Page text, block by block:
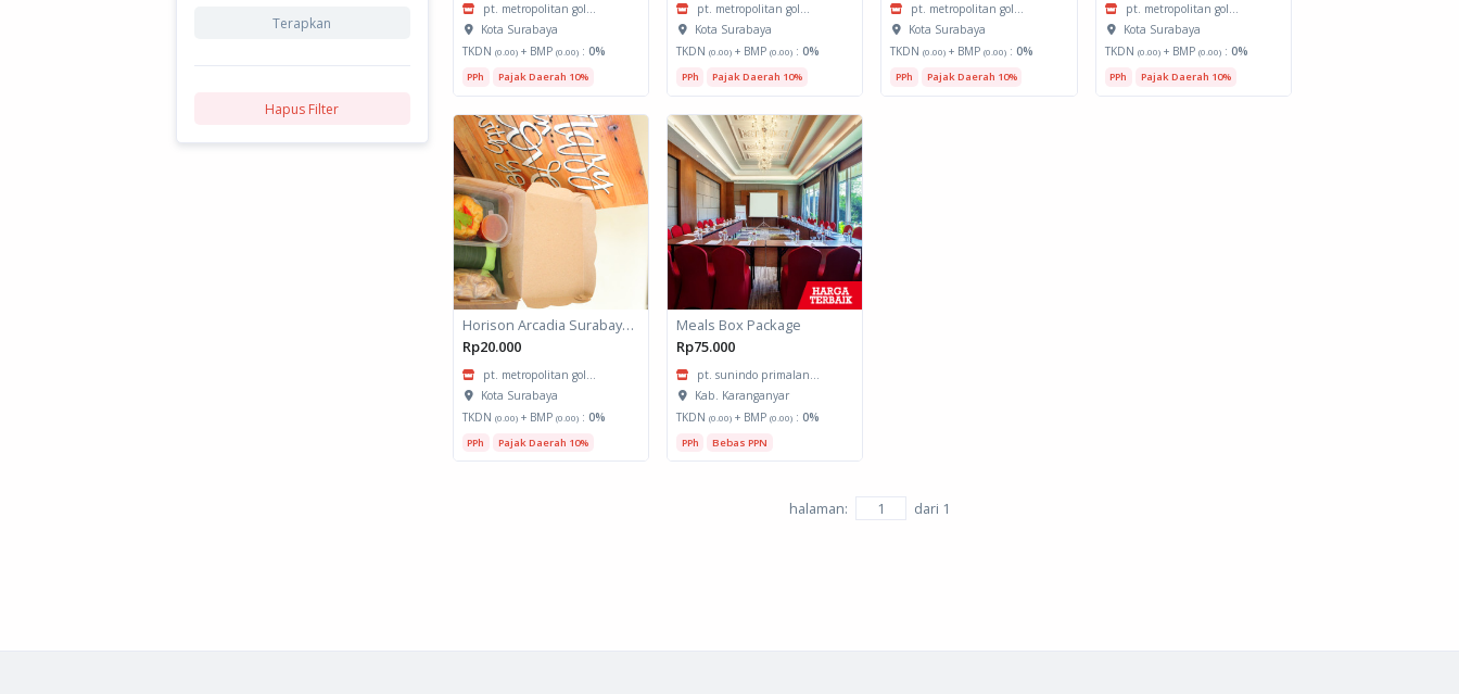
Terapkan
Hapus Filter
pt. metropolitan gol...
Kota Surabaya
TKDN (0.00)+ BMP (0.00): 0%
PPh Pajak Daerah 10%
pt. metropolitan gol...
Kota Surabaya
TKDN (0.00)+ BMP (0.00): 0%
PPh Pajak Daerah 10%
pt. metropolitan gol...
Kota Surabaya
TKDN(0.00) + BMP(0.00) :0%
PPh Pajak Daerah 10%
pt. metropolitan gol...
Kota Surabaya
TKDN (0.00)+ BMP (0.00): 0%
PPh Pajak Daerah 10%
Horison Arcadia Surabaya - Snack Box 1
Rp20.000
pt. metropolitan gol...
Kota Surabaya
TKDN (0.00)+ BMP (0.00): 0%
PPh Pajak Daerah 10%
Meals Box Package
Rp75.000
pt. sunindo primalan...
Kab. Karanganyar
TKDN (0.00)+ BMP (0.00): 0%
PPh Bebas PPN
halaman: dari 1